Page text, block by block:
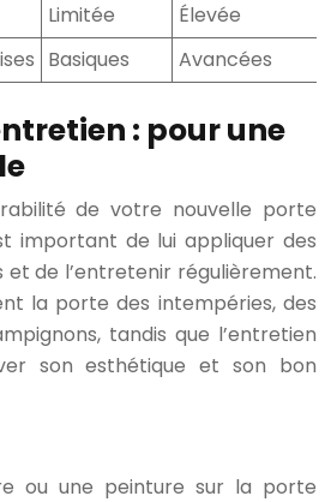
Limitée
Élevée
Basiques Avancées
: pour une
de votre nouvelle porte
important de lui appliquer des
de l’entretenir régulièrement.
la porte des intempéries, des
tandis que l’entretien
son esthétique et son bon
ou une peinture sur la porte